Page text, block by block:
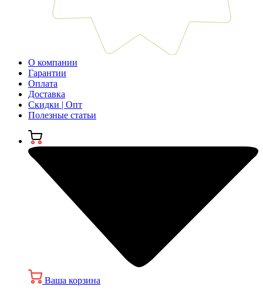
О компании
Гарантии
Оплата
Доставка
Скидки | Опт
Полезные статьи
Ваша корзина